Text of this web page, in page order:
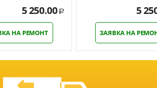
5 250.00 Р
НА РЕМОНТ
5
ЗАЯВКА НА